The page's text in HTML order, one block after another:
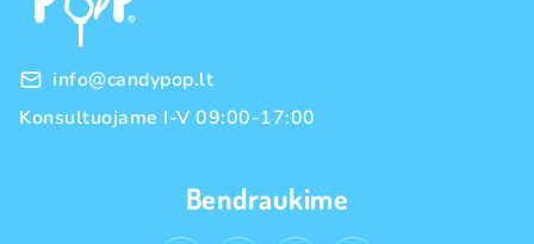
Privatumo politika
info@candypop.lt
Konsultuojame I-V 09:00-17:00
Bendraukime